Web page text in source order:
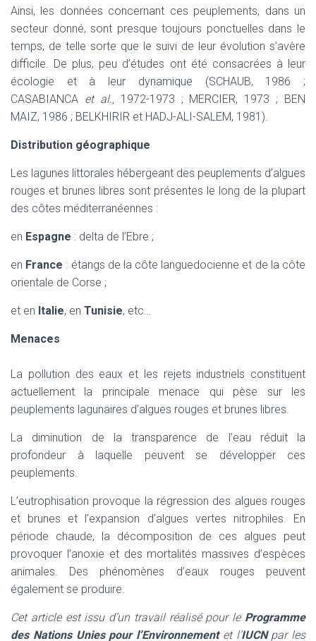
Ainsi, les données concernant ces peuplements, dans un
secteur donné, sont presque toujours ponctuelles dans le
temps, de telle sorte que le suivi de leur évolution s’avère
difficile. De plus, peu d’études ont été consacrées à leur
écologie et à leur dynamique (SCHAUB, 1986 ;
CASABIANCA et al.,1972-1973 ; MERCIER, 1973 ; BEN
MAIZ, 1986 ; BELKHIRIR et HADJ-ALI-SALEM, 1981).
Distribution géographique
Les lagunes littorales hébergeant des peuplements d’algues
rouges et brunes libres sont présentes le long de la plupart
des côtes méditerranéennes :
en Espagne : delta de l’Ebre ;
en France : étangs de la côte languedocienne et de la côte
orientale de Corse ;
et en Italie, en Tunisie, etc…
Menaces
La pollution des eaux et les rejets industriels constituent
actuellement la principale menace qui pèse sur les
peuplements lagunaires d’algues rouges et brunes libres.
La diminution de la transparence de l’eau réduit la
profondeur à laquelle peuvent se développer ces
peuplements.
L’eutrophisation provoque la régression des algues rouges
et brunes et l’expansion d’algues vertes nitrophiles. En
période chaude, la décomposition de ces algues peut
provoquer l’anoxie et des mortalités massives d’espèces
animales. Des phénomènes d’eaux rouges peuvent
également se produire.
Cet article est issu d’un travail réalisé pour le Programme
des Nations Unies pour l’Environnementet l’IUCNpar les